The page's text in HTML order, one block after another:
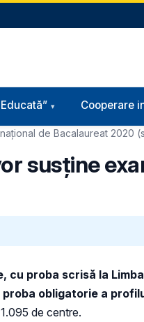
Cooperare
de Bacalaureat 2020
susține
cu proba scrisă la
obligatorie a
de centre.